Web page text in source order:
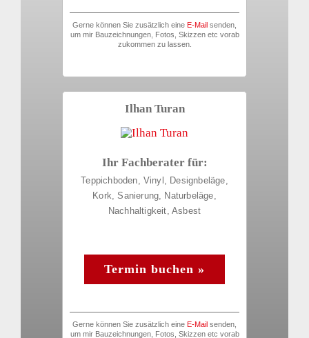
Gerne können Sie zusätzlich eine E-Mail senden,
um mir Bauzeichnungen, Fotos, Skizzen etc vorab
zukommen zu lassen.
Ilhan Turan
Ihr Fachberater für:
Teppichboden, Vinyl, Designbeläge,
Kork, Sanierung, Naturbeläge,
Nachhaltigkeit, Asbest
Termin buchen »
Gerne können Sie zusätzlich eine E-Mail senden,
um mir Bauzeichnungen, Fotos, Skizzen etc vorab